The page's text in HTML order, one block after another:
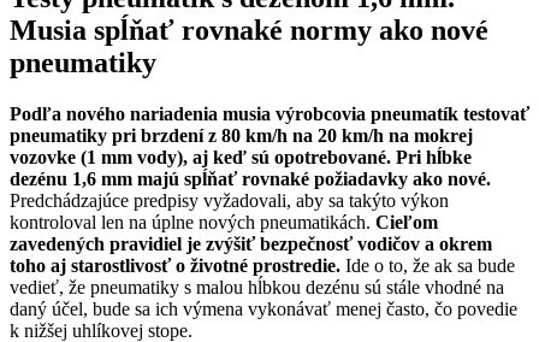
Musia spĺňať rovnaké normy ako nové
pneumatiky
Podľa nového nariadenia musia výrobcovia pneumatík testovať
pneumatiky pri brzdení z 80 km/h na 20 km/h na mokrej
vozovke (1 mm vody), aj keď sú opotrebované. Pri hĺbke
dezénu 1,6 mm majú spĺňať rovnaké požiadavky ako nové.
Predchádzajúce predpisy vyžadovali, aby sa takýto výkon
kontroloval len na úplne nových pneumatikách. Cieľom
zavedených pravidiel je zvýšiť bezpečnosť vodičov a okrem
toho aj starostlivosť o životné prostredie. Ide o to, že ak sa bude
vedieť, že pneumatiky s malou hĺbkou dezénu sú stále vhodné na
daný účel, bude sa ich výmena vykonávať menej často, čo povedie
k nižšej uhlíkovej stope.